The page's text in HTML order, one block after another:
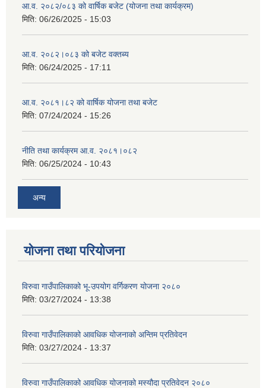
आ.व. २०८२/०८३ को वार्षिक बजेट (योजना तथा कार्यक्रम)
मिति: 06/26/2025 - 15:03
आ.व. २०८२।०८३ को बजेट वक्तब्य
मिति: 06/24/2025 - 17:11
आ.व. २०८१।८२ को वार्षिक योजना तथा बजेट
मिति: 07/24/2024 - 15:26
नीति तथा कार्यक्रम आ.व. २०८१।०८२
मिति: 06/25/2024 - 10:43
अन्य
योजना तथा परियोजना
विरुवा गाउँपालिकाको भू-उपयोग वर्गिकरण योजना २०८०
मिति: 03/27/2024 - 13:38
विरुवा गाउँपालिकाको आवधिक योजनाको अन्तिम प्रतिवेदन
मिति: 03/27/2024 - 13:37
विरुवा गाउँपालिकाको आवधिक योजनाको मस्यौदा प्रतिवेदन २०८०